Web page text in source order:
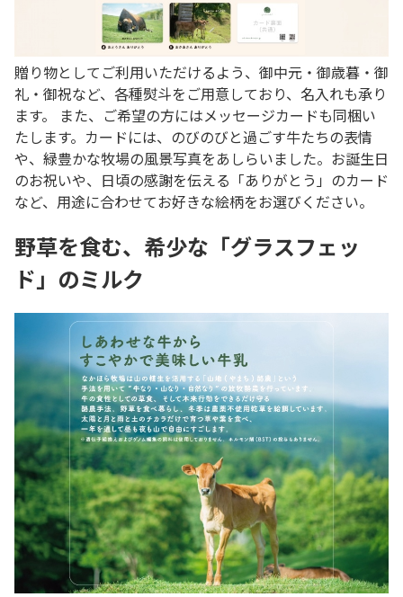
贈り物としてご利用いただけるよう、御中元・御歳暮・御
礼・御祝など、各種熨斗をご用意しており、名入れも承り
ます。 また、ご希望の方にはメッセージカードも同梱い
たします。カードには、のびのびと過ごす牛たちの表情
や、緑豊かな牧場の風景写真をあしらいました。お誕生日
のお祝いや、日頃の感謝を伝える「ありがとう」のカード
など、用途に合わせてお好きな絵柄をお選びください。
野草を食む、希少な「グラスフェッ
ド」のミルク